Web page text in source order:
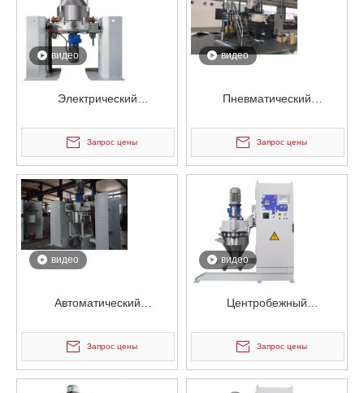
видео
Электрический
электростатический
смеситель для контейнеров
для порошка
Запрос цены
видео
Пневматический
смеситель для порошка для
приклеивания
Запрос цены
видео
Автоматический
электростатический
смеситель для контейнеров
для порошка
Запрос цены
видео
Центробежный
электростатический
смеситель для контейнеров
для порошка
Запрос цены